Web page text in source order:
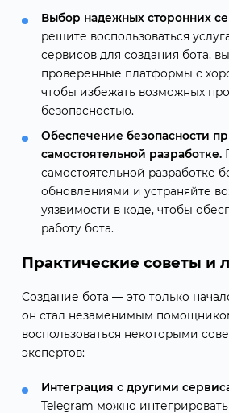
Выбор надежных сторонних
решите воспользоваться
сервисов для создания бота,
проверенные платформы с
чтобы избежать возможных
безопасностью.
Обеспечение безопасности
самостоятельной разработке.
самостоятельной разработке
обновлениями и устраняйте
уязвимости в коде, чтобы
работу бота.
Практические советы и
Создание бота — это только
он стал незаменимым
воспользоваться некоторыми
экспертов:
Интеграция с другими
Telegram можно